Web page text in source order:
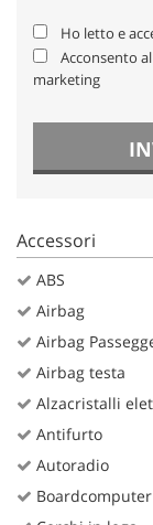
Ho letto e
Acconsento
marketing
Accessori
ABS
Airbag
Airbag
Airbag testa
Alzacristalli
Antifurto
Autoradio
Boardcomputer
le
impostazioni